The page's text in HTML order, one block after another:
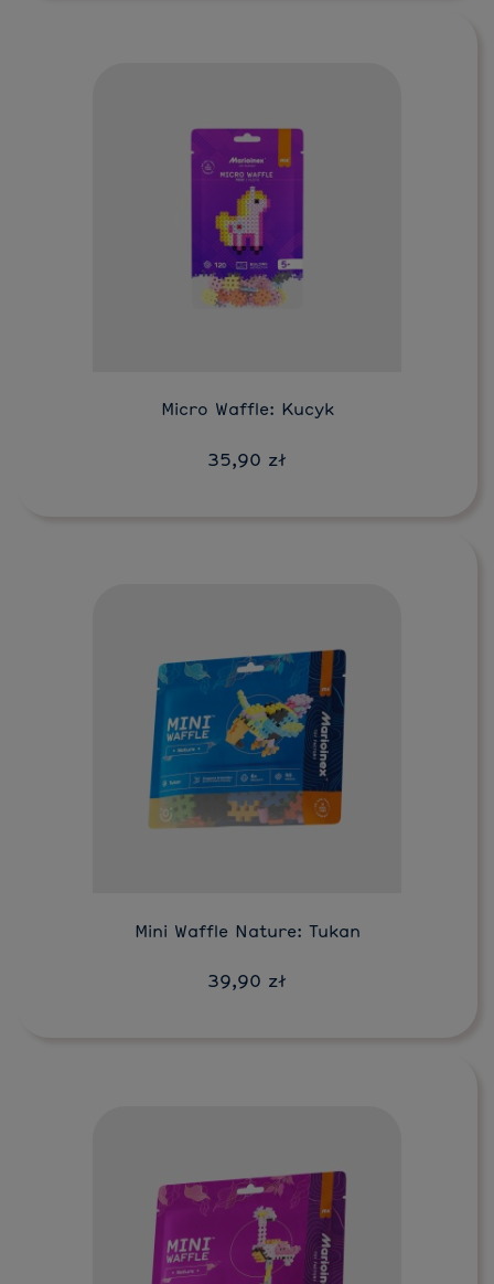
Micro Waffle: Kucyk
35,90 zł
Do koszyka
Mini Waffle Nature: Tukan
39,90 zł
Do koszyka